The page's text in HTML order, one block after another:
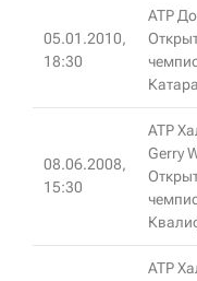
05.01.2010,
18:30
ATP
Катара
08.06.2008,
15:30
ATP
Gerry
ATP